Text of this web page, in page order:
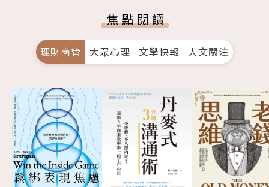
焦點閱讀
理財商管 大眾心理 文學快報 人文關注